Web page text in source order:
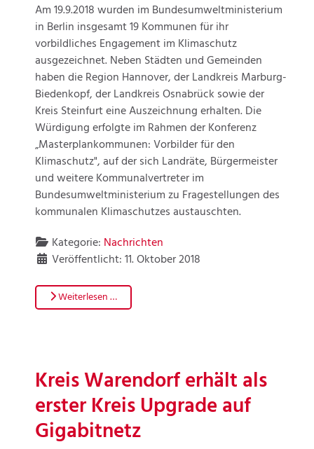
Am 19.9.2018 wurden im Bundesumweltministerium
in Berlin insgesamt 19 Kommunen für ihr
vorbildliches Engagement im Klimaschutz
ausgezeichnet. Neben Städten und Gemeinden
haben die Region Hannover, der Landkreis Marburg-
Biedenkopf, der Landkreis Osnabrück sowie der
Kreis Steinfurt eine Auszeichnung erhalten. Die
Würdigung erfolgte im Rahmen der Konferenz
„Masterplankommunen: Vorbilder für den
Klimaschutz", auf der sich Landräte, Bürgermeister
und weitere Kommunalvertreter im
Bundesumweltministerium zu Fragestellungen des
kommunalen Klimaschutzes austauschten.
Kategorie: Nachrichten
Veröffentlicht: 11. Oktober 2018
Weiterlesen …
Kreis Warendorf erhält als
erster Kreis Upgrade auf
Gigabitnetz